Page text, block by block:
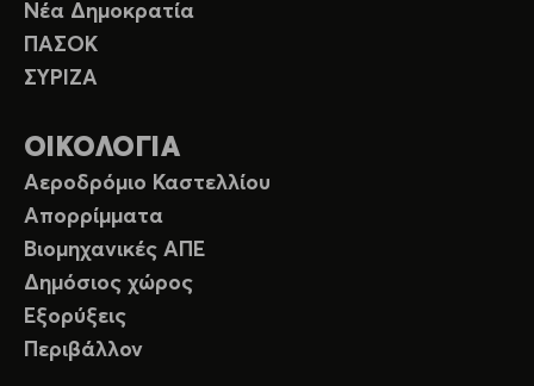
Νέα Δημοκρατία
ΠΑΣΟΚ
ΣΥΡΙΖΑ
ΟΙΚΟΛΟΓΙΑ
Αεροδρόμιο Καστελλίου
Απορρίμματα
Βιομηχανικές ΑΠΕ
Δημόσιος χώρος
Εξορύξεις
Περιβάλλον